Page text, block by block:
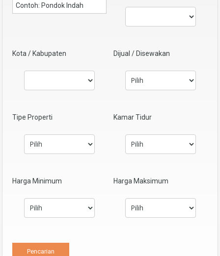
Kota / Kabupaten Dijual / Disewakan
Tipe Properti Kamar Tidur
Harga Minimum Harga Maksimum